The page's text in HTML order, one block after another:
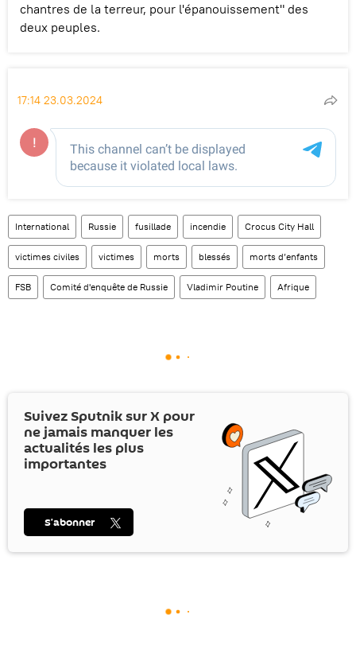
chantres de la terreur, pour l'épanouissement" des
deux peuples.
17:14 23.03.2024
International Russie fusillade incendie Crocus City Hall
victimes civiles victimes morts blessés morts d’enfants
FSB Comité d'enquête de Russie Vladimir Poutine Afrique
Suivez Sputnik surX pour
ne jamais manquer les
actualités les plus
importantes
S’abonner